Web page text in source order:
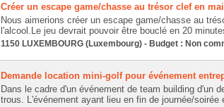
Créer un escape game/chasse au trésor clef en
Nous aimerions créer un escape game/chasse au
l'alcool.Le jeu devrait pouvoir être bouclé en 20
1150 LUXEMBOURG (Luxembourg) - Budget : Non
Demande location mini-golf pour événement
Dans le cadre d'un événement de team building d'un
trous. L'événement ayant lieu en fin de journée/soirée